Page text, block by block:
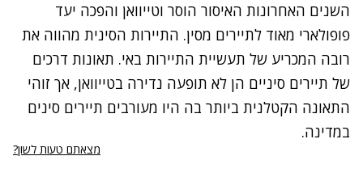
השנים האחרונות האיסור הוסר וטייוואן‎ והפכה יעד
פופולארי מאוד לתיירים מסין. התיירות הסינית מהווה את
רובה המכריע של תעשיית התיירות באי. תאונות דרכים
של תיירים סיניים הן לא תופעה נדירה בטייוואן‎, אך זוהי
התאונה הקטלנית ביותר בה היו מעורבים תיירים סינים
במדינה.
מצאתם טעות לשון?